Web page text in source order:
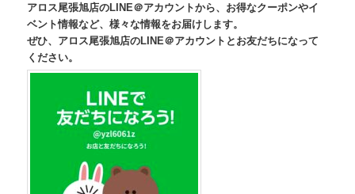
アロス尾張旭店のLINE＠アカウントから、お得なクーポンやイ
ベント情報など、様々な情報をお届けします。
ぜひ、アロス尾張旭店のLINE＠アカウントとお友だちになって
ください。